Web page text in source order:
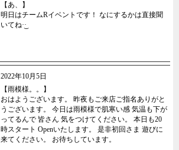
【あ、】
明日はチームRイベントです！ なにするかは直接聞
いてね·͜·
2022年10月5日
【雨模様。。】
おはようございます。 昨夜もご来店ご指名ありがと
うございます。 今日は雨模様で肌寒い感 気温も下が
ってるんで 皆さん 気をつけてください。 本日も20
時スタート Openいたします。 是非初回さま 遊びに
来てください。 お待ちしています。